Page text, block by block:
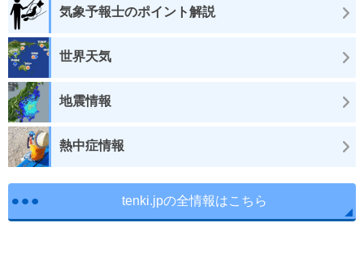
気象予報士のポイント解説
世界天気
地震情報
熱中症情報
tenki.jpの全情報はこちら